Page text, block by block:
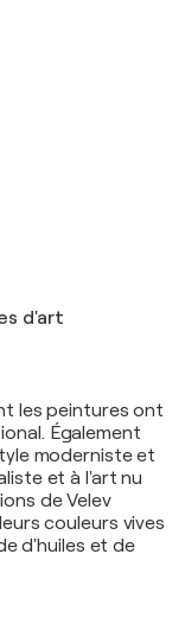
d'art
les peintures ont
Également
moderniste et
et à l'art nu
de Velev
couleurs vives
d'huiles et de